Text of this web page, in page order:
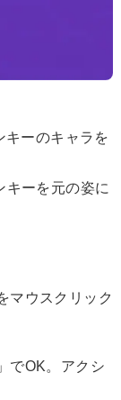
ーのキャラを
キーを元の姿に
マウスクリック
でOK。アクシ